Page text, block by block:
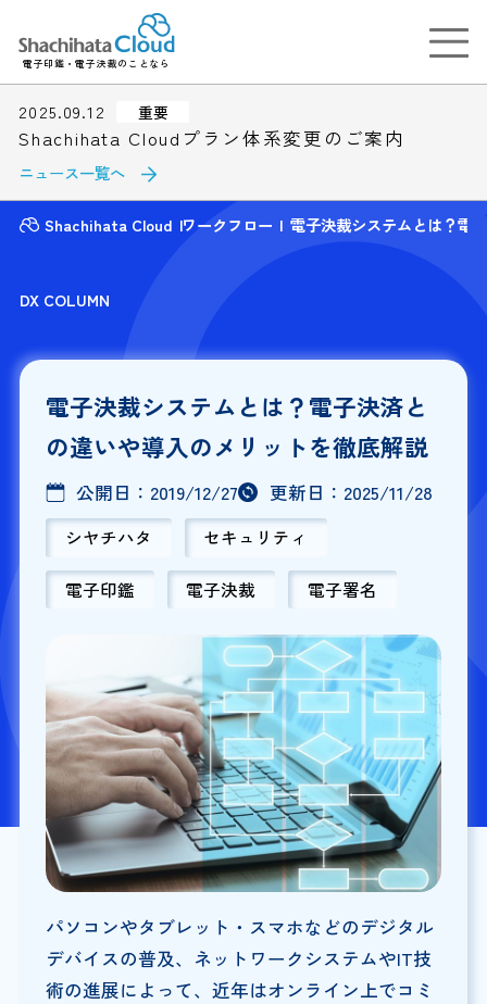
電子印鑑・電子決裁のことなら
2025.09.12 重要
Shachihata Cloudプラン体系変更のご案内
ニュース一覧へ
Shachihata Cloud ワークフロー 電子決裁システムとは？電
DX COLUMN
電子決裁システムとは？電子決済と
の違いや導入のメリットを徹底解説
公開日： 2019/12/27 更新日： 2025/11/28
シヤチハタ セキュリティ
電子印鑑 電子決裁 電子署名
パソコンやタブレット・スマホなどのデジタル
デバイスの普及、ネットワークシステムやIT技
術の進展によって、近年はオンライン上でコミ